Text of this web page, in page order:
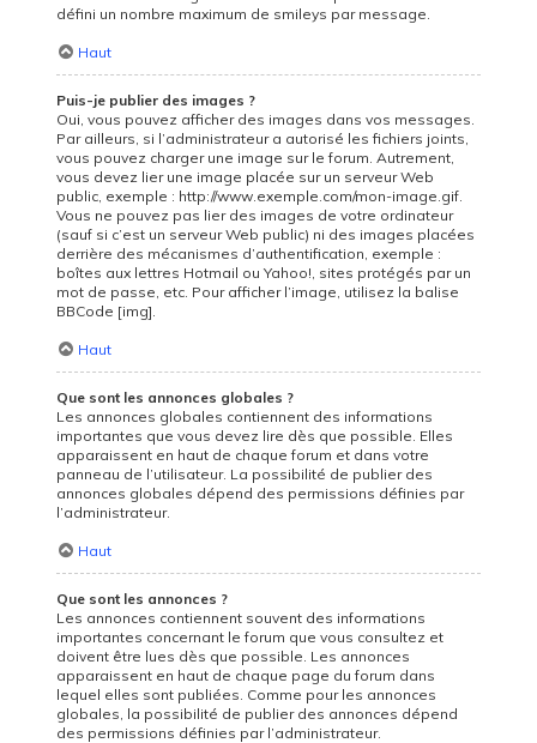
défini un nombre maximum de smileys par message.
Haut
Puis-je publier des images ?
Oui, vous pouvez afficher des images dans vos messages.
Par ailleurs, si l’administrateur a autorisé les fichiers joints,
vous pouvez charger une image sur le forum. Autrement,
vous devez lier une image placée sur un serveur Web
public, exemple : http://www.exemple.com/mon-image.gif.
Vous ne pouvez pas lier des images de votre ordinateur
(sauf si c’est un serveur Web public) ni des images placées
derrière des mécanismes d’authentification, exemple :
boîtes aux lettres Hotmail ou Yahoo!, sites protégés par un
mot de passe, etc. Pour afficher l’image, utilisez la balise
BBCode [img].
Haut
Que sont les annonces globales ?
Les annonces globales contiennent des informations
importantes que vous devez lire dès que possible. Elles
apparaissent en haut de chaque forum et dans votre
panneau de l’utilisateur. La possibilité de publier des
annonces globales dépend des permissions définies par
l’administrateur.
Haut
Que sont les annonces ?
Les annonces contiennent souvent des informations
importantes concernant le forum que vous consultez et
doivent être lues dès que possible. Les annonces
apparaissent en haut de chaque page du forum dans
lequel elles sont publiées. Comme pour les annonces
globales, la possibilité de publier des annonces dépend
des permissions définies par l’administrateur.